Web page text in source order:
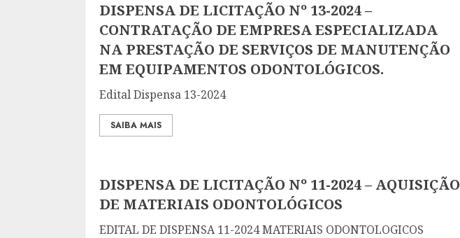
DISPENSA DE LICITAÇÃO Nº 13-2024 –
CONTRATAÇÃO DE EMPRESA ESPECIALIZADA
NA PRESTAÇÃO DE SERVIÇOS DE MANUTENÇÃO
EM EQUIPAMENTOS ODONTOLÓGICOS.
Edital Dispensa 13-2024
SAIBA MAIS
DISPENSA DE LICITAÇÃO Nº 11-2024 – AQUISIÇÃO
DE MATERIAIS ODONTOLÓGICOS
EDITAL DE DISPENSA 11-2024 MATERIAIS ODONTOLOGICOS